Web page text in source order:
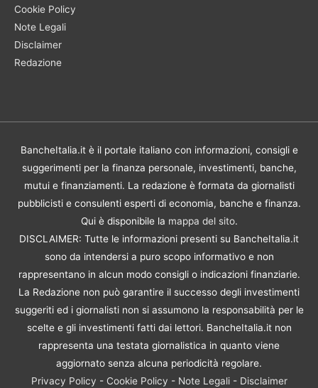
Cookie Policy
Note Legali
Disclaimer
Redazione
BancheItalia.it è il portale italiano con informazioni, consigli e
suggerimenti per la finanza personale, investimenti, banche,
mutui e finanziamenti. La redazione è formata da giornalisti
pubblicisti e consulenti esperti di economia, banche e finanza.
Qui è disponibile la mappa del sito.
DISCLAIMER: Tutte le informazioni presenti su BancheItalia.it
sono da intendersi a puro scopo informativo e non
rappresentano in alcun modo consigli o indicazioni finanziarie.
La Redazione non può garantire il successo degli investimenti
suggeriti ed i giornalisti non si assumono la responsabilità per le
scelte e gli investimenti fatti dai lettori. BancheItalia.it non
rappresenta una testata giornalistica in quanto viene
aggiornato senza alcuna periodicità regolare.
Privacy Policy - Cookie Policy - Note Legali- Disclaimer